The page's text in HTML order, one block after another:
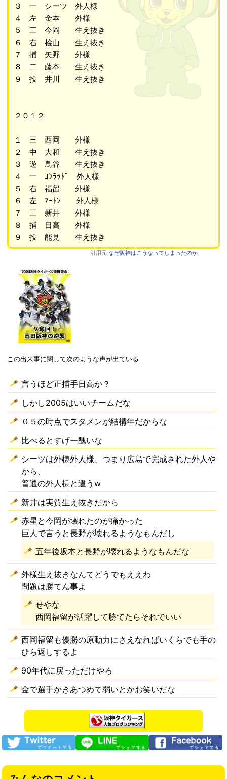
３ 一 シーツ 外人様
４ 左 金本 外様
５ 三 今岡 生え抜き
６ 右 桧山 生え抜き
７ 捕 矢野 外様
８ 二 藤本 生え抜き
９ 投 井川 生え抜き
２０１２
１ 三 西岡 外様
２ 中 大和 生え抜き
３ 遊 鳥谷 生え抜き
４ 一 ｺﾝﾗｯﾄﾞ 外人様
５ 右 福留 外様
６ 左 ﾏｰﾄﾝ 外人様
７ 三 新井 外様
８ 捕 日高 外様
９ 投 能見 生え抜き
引用元 なぜ阪神はこうなってしまったのか
この出来事に関して次のような声が出ている
言うほど正捕手日高か？
しかし2005はいいチームだな
０５の時点でスタメンが結構年だからな
比べるとすげー醜いな
シーツは外様外人様、つまり広島で完成された外人や
から、
普通の外人様と違うw
新井は実質生え抜きだから
赤星と今岡が壊れたのが痛かった
巨人で言うと長野が壊れるようなもんだし
五年後坂本と長野が壊れるようなもんだな
外様生え抜きなんてどうでもええわ
問題は勝てん事よ
せやな
西岡福留が活躍して勝てたらそれでいい
西岡福留も優勝の原動力にさえなればいくらでも手の
ひら返しするよ
90年代に戻っただけやろ
金で選手かきあつめて弱いとかお笑いだな